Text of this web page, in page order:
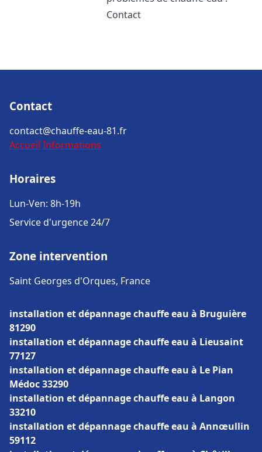
Contact
Contact
contact@chauffe-eau-81.fr
Accueil Informations
Horaires
Lun-Ven: 8h-19h
Service d'urgence 24/7
Zone intervention
Saint Georges d'Orques, France
installation et dépannage chauffe eau à Bruguière
81290
installation et dépannage chauffe eau à Lieusaint
77127
installation et dépannage chauffe eau à Le Pian
Médoc 33290
installation et dépannage chauffe eau à Langon
33210
installation et dépannage chauffe eau à Annœullin
59112